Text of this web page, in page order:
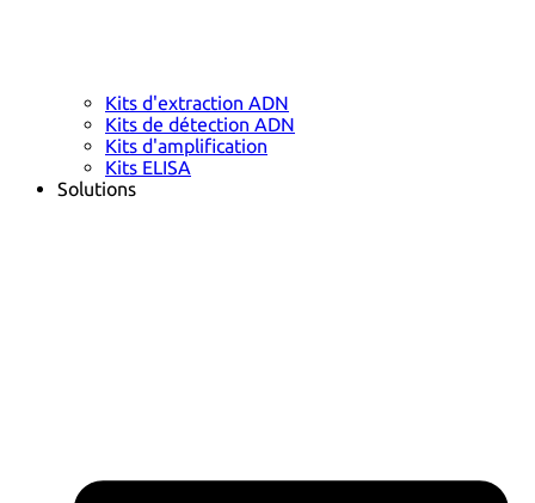
Kits d'extraction ADN
Kits de détection ADN
Kits d'amplification
Kits ELISA
Solutions